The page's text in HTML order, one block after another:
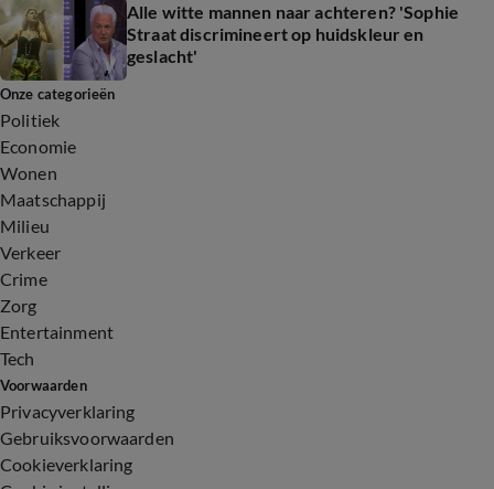
Alle witte mannen naar achteren? 'Sophie
Straat discrimineert op huidskleur en
geslacht'
Onze categorieën
Politiek
Economie
Wonen
Maatschappij
Milieu
Verkeer
Crime
Zorg
Entertainment
Tech
Voorwaarden
Privacyverklaring
Gebruiksvoorwaarden
Cookieverklaring